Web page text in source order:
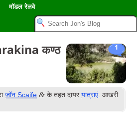
मॉडल रेलवे
1
कण्ठ
जॉन Scaife & के तहत दायरयात्राएं. आखरी